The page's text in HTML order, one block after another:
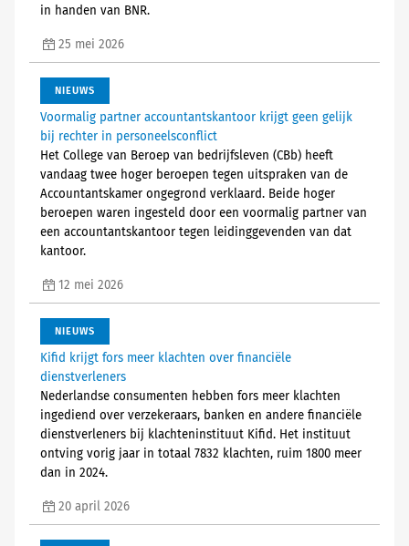
in handen van BNR.
25 mei 2026
NIEUWS
Voormalig partner accountantskantoor krijgt geen gelijk
bij rechter in personeelsconflict
Het College van Beroep van bedrijfsleven (CBb) heeft
vandaag twee hoger beroepen tegen uitspraken van de
Accountantskamer ongegrond verklaard. Beide hoger
beroepen waren ingesteld door een voormalig partner van
een accountantskantoor tegen leidinggevenden van dat
kantoor.
12 mei 2026
NIEUWS
Kifid krijgt fors meer klachten over financiële
dienstverleners
Nederlandse consumenten hebben fors meer klachten
ingediend over verzekeraars, banken en andere financiële
dienstverleners bij klachteninstituut Kifid. Het instituut
ontving vorig jaar in totaal 7832 klachten, ruim 1800 meer
dan in 2024.
20 april 2026